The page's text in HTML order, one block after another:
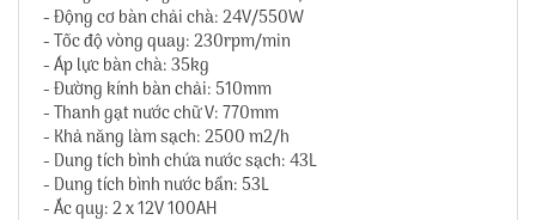
- Động cơ bàn chải chà: 24V/550W
- Tốc độ vòng quay: 230rpm/min
- Áp lực bàn chà: 35kg
- Đường kính bàn chải: 510mm
- Thanh gạt nước chữ V: 770mm
- Khả năng làm sạch: 2500 m2/h
- Dung tích bình chứa nước sạch: 43L
- Dung tích bình nước bẩn: 53L
- Ắc quy: 2 x 12V 100AH